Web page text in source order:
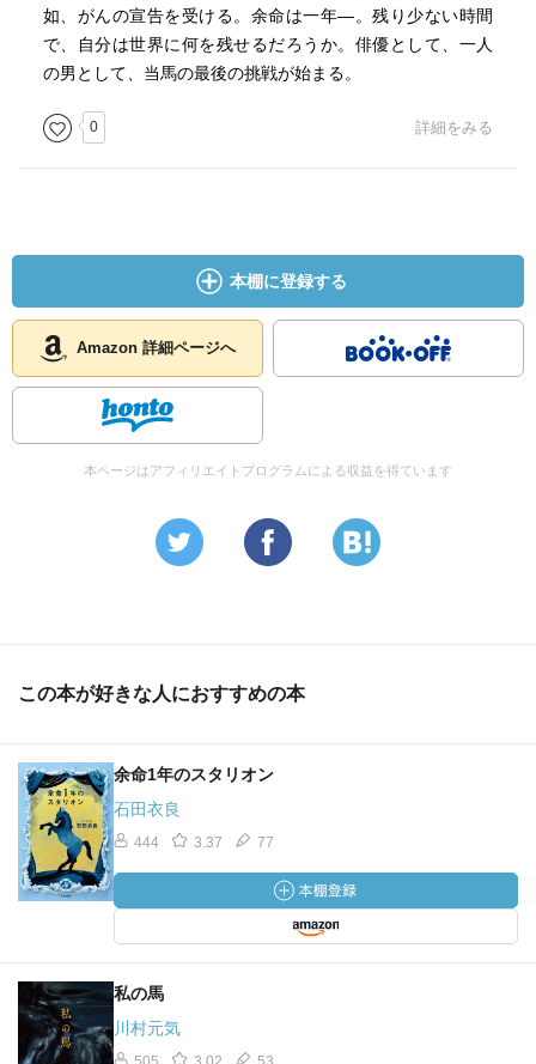
如、がんの宣告を受ける。余命は一年―。残り少ない時間
で、自分は世界に何を残せるだろうか。俳優として、一人
の男として、当馬の最後の挑戦が始まる。
0 詳細をみる
本棚に登録する
Amazon 詳細ページへ
本ページはアフィリエイトプログラムによる収益を得ています
この本が好きな人におすすめの本
余命1年のスタリオン
石田衣良
444 3.37 77
私の馬
川村元気